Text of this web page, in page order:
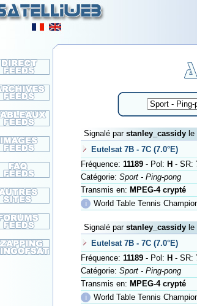
Signalé par stanley_cassidy
Eutelsat 7B - 7C (7.0°E)
Fréquence: 11189 - Pol: H - SR:
Catégorie: Sport - Ping-pong
Transmis en: MPEG-4 crypté
ℹ
World Table Tennis
Signalé par stanley_cassidy
Eutelsat 7B - 7C (7.0°E)
Fréquence: 11189 - Pol: H - SR:
Catégorie: Sport - Ping-pong
Transmis en: MPEG-4 crypté
ℹ
World Table Tennis